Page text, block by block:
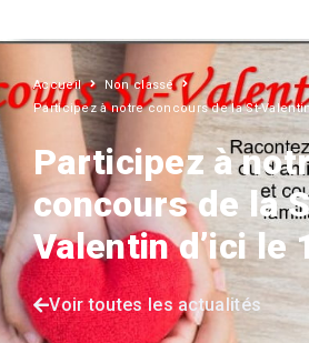
Accueil
Non classé
Participez à notre concours de la St-
Participez à
concours de la
Valentin d’ici le
Voir toutes les actualités